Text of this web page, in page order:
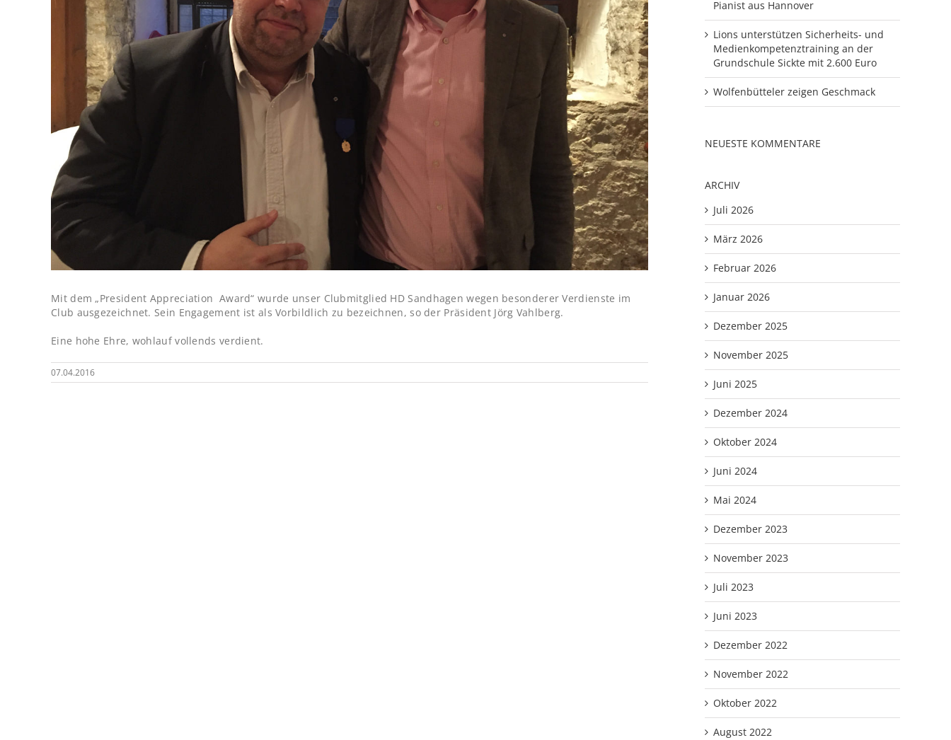
Mit dem „President Appreciation Award“ wurde unser Clubmitglied HD Sandhagen wegen besonderer Verdienste im
Club ausgezeichnet. Sein Engagement ist als Vorbildlich zu bezeichnen, so der Präsident Jörg Vahlberg.
Eine hohe Ehre, wohlauf vollends verdient.
07.04.2016
Pianist aus Hannover
Lions unterstützen Sicherheits- und
Medienkompetenztraining an der
Grundschule Sickte mit 2.600 Euro
Wolfenbütteler zeigen Geschmack
NEUESTE KOMMENTARE
ARCHIV
Juli 2026
März 2026
Februar 2026
Januar 2026
Dezember 2025
November 2025
Juni 2025
Dezember 2024
Oktober 2024
Juni 2024
Mai 2024
Dezember 2023
November 2023
Juli 2023
Juni 2023
Dezember 2022
November 2022
Oktober 2022
August 2022